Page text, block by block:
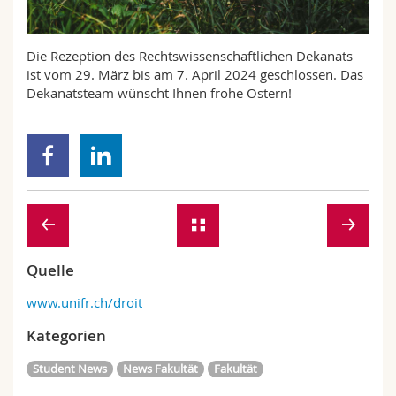
Math.-Nat. und Med. Fak.
Interfakultär
Mitarbeitende
Doktorierende
Webmail
Vorlesungsverzeichnis
Die Rezeption des Rechtswissenschaftlichen Dekanats
ist vom 29. März bis am 7. April 2024 geschlossen. Das
Dekanatsteam wünscht Ihnen frohe Ostern!
Quelle
www.unifr.ch/droit
Kategorien
Student News News Fakultät Fakultät